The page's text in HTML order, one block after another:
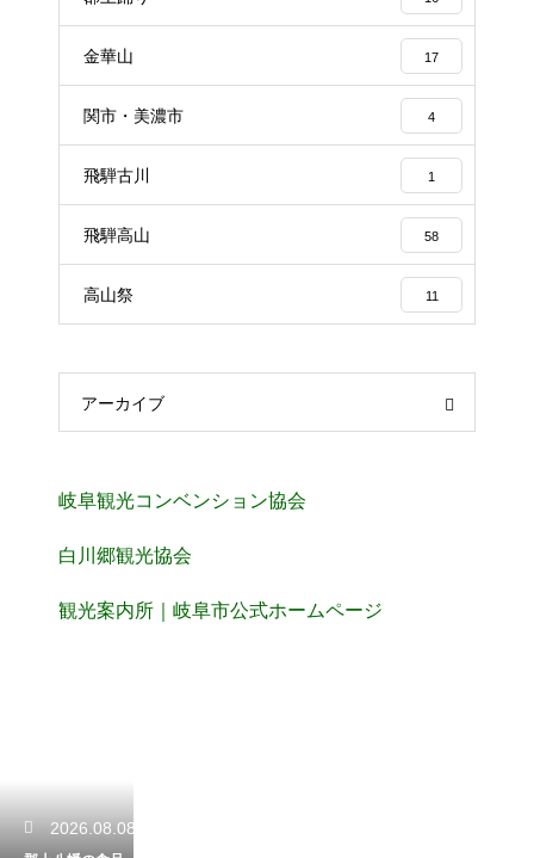
金華山 17
関市・美濃市 4
飛騨古川 1
飛騨高山 58
高山祭 11
アーカイブ
岐阜観光コンベンション協会
白川郷観光協会
観光案内所｜岐阜市公式ホームページ
2026.08.08